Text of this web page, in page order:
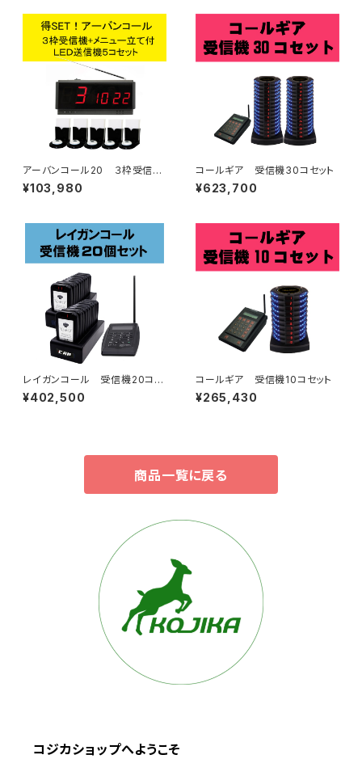
アーバンコール20 ３枠受信機
+メニュー立て付き送信ボタン５
コセット
¥103,980
コールギア 受信機30コセット
¥623,700
レイガンコール 受信機20コセ
ット
¥402,500
コールギア 受信機10コセット
¥265,430
商品一覧に戻る
コジカショップへようこそ